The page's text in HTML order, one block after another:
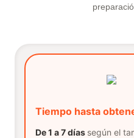
Tiempo hasta
De 1 a 7 días según el